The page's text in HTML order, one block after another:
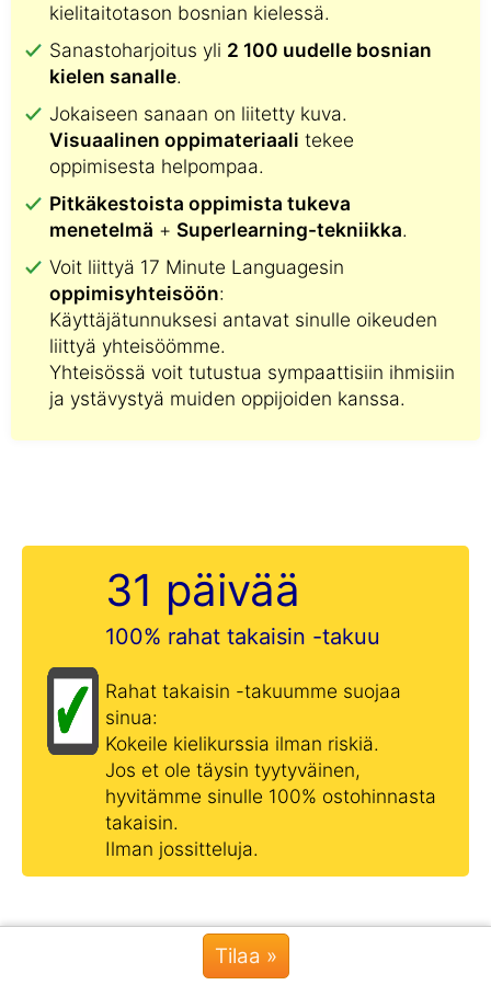
kielitaitotason bosnian kielessä.
Sanastoharjoitus yli 2 100 uudelle bosnian
kielen sanalle.
Jokaiseen sanaan on liitetty kuva.
Visuaalinen oppimateriaali tekee
oppimisesta helpompaa.
Pitkäkestoista oppimista tukeva
menetelmä + Superlearning-tekniikka.
Voit liittyä 17 Minute Languagesin
oppimisyhteisöön:
Käyttäjätunnuksesi antavat sinulle oikeuden
liittyä yhteisöömme.
Yhteisössä voit tutustua sympaattisiin ihmisiin
ja ystävystyä muiden oppijoiden kanssa.
Tilaa »
31 päivää
100% rahat takaisin -takuu
Rahat takaisin -takuumme suojaa
sinua:
Kokeile kielikurssia ilman riskiä.
Jos et ole täysin tyytyväinen,
hyvitämme sinulle 100% ostohinnasta
takaisin.
Ilman jossitteluja.
Chat »